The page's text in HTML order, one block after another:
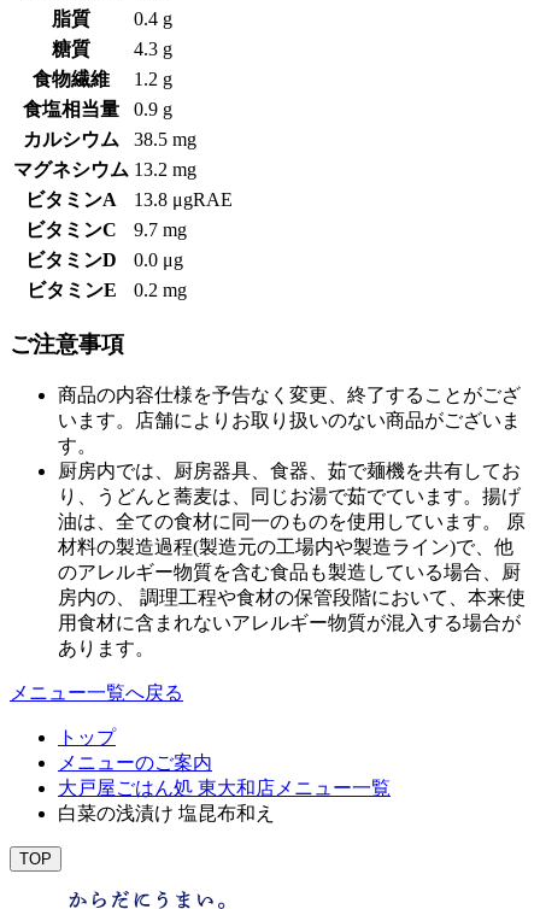
脂質
0.4 g
糖質
4.3 g
食物繊維
1.2 g
食塩相当量
0.9 g
カルシウム
38.5 mg
マグネシウム 13.2 mg
ビタミンA
13.8 μgRAE
ビタミンC
9.7 mg
ビタミンD
0.0 μg
ビタミンE
0.2 mg
ご注意事項
商品の内容仕様を予告なく変更、終了することがござ
います。店舗によりお取り扱いのない商品がございま
す。
厨房内では、厨房器具、食器、茹で麺機を共有してお
り、うどんと蕎麦は、同じお湯で茹でています。揚げ
油は、全ての食材に同一のものを使用しています。 原
材料の製造過程(製造元の工場内や製造ライン)で、他
のアレルギー物質を含む食品も製造している場合、厨
房内の、 調理工程や食材の保管段階において、本来使
用食材に含まれないアレルギー物質が混入する場合が
あります。
メニュー一覧へ戻る
トップ
メニューのご案内
大戸屋ごはん処 東大和店メニュー一覧
白菜の浅漬け 塩昆布和え
TOP